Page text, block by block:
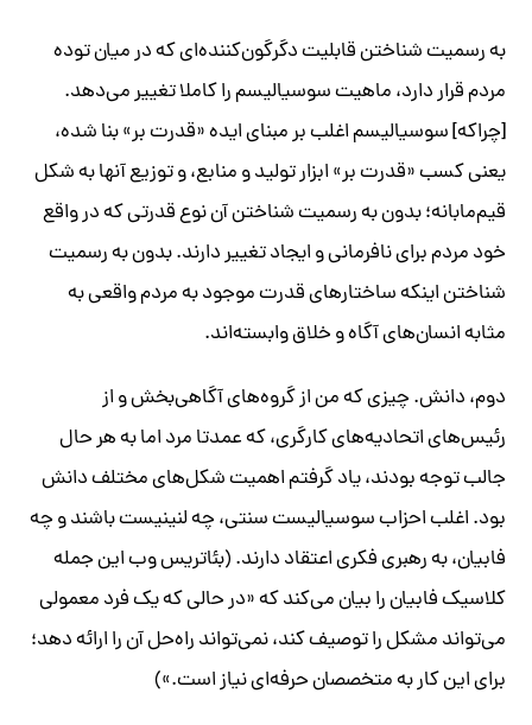
به رسمیت شناختن قابلیت دگرگون‌کننده‌ای که در میان توده
مردم قرار دارد، ماهیت سوسیالیسم را کاملا تغییر می‌دهد.
[چراکه] سوسیالیسم اغلب بر مبنای ایده‌ «قدرت بر» بنا شده،
یعنی کسب «قدرت بر» ابزار تولید و منابع، و توزیع آنها به شکل
قیم‌مابانه؛ بدون به رسمیت شناختن آن نوع قدرتی که در واقع
خود مردم برای نافرمانی و ایجاد تغییر دارند. بدون به رسمیت
شناختن اینکه ساختارهای قدرت موجود به مردم واقعی به
مثابه انسان‌های آگاه و خلاق وابسته‌اند.
دوم، دانش. چیزی که من از گروه‌های آگاهی‌بخش و از
رئیس‌های اتحادیه‌های کارگری، که عمدتا مرد اما به هر حال
جالب توجه بودند، یاد گرفتم اهمیت شکل‌های مختلف دانش
بود. اغلب احزاب سوسیالیست سنتی، چه لنینیست باشند و چه
فابیان، به رهبری فکری اعتقاد دارند. (بئاتریس وب این جمله
کلاسیک فابیان را بیان می‌کند که «در حالی که یک فرد معمولی
می‌تواند مشکل را توصیف کند، نمی‌تواند راه‌حل آن را ارائه دهد؛
برای این کار به متخصصان حرفه‌ای نیاز است.»)